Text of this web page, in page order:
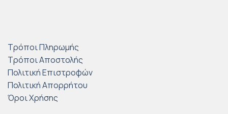
Τρόποι Πληρωμής
Τρόποι Αποστολής
Πολιτική Επιστροφών
Πολιτική Απορρήτου
Όροι Χρήσης